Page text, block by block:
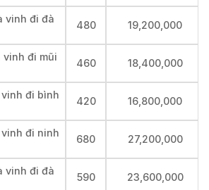
vinh đi đà
480 19,200,000
đi mũi
460 18,400,000
đi bình
420 16,800,000
đi ninh
680 27,200,000
vinh đi đà
590 23,600,000